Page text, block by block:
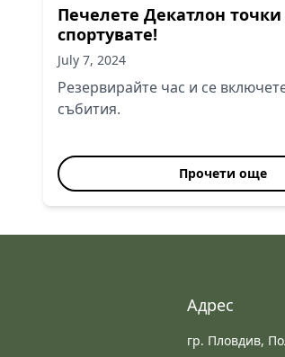
Печелете Декатлон точки
спортувате!
July 7, 2024
Резервирайте час и се
събития.
Прочети още
Адрес
гр. Пловдив,